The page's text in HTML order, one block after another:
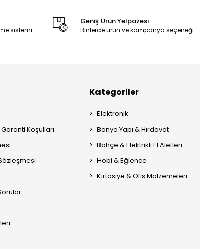
sistemi
Geniş Ürün Yelpazesi
Binlerce ürün ve kampanya seçeneği
Koşulları
Kategoriler
Elektronik
Banyo Yapı & Hırdavat
Bahçe & Elektrikli El Aletleri
Hobi & Eğlence
Kırtasiye & Ofis Malzemeleri